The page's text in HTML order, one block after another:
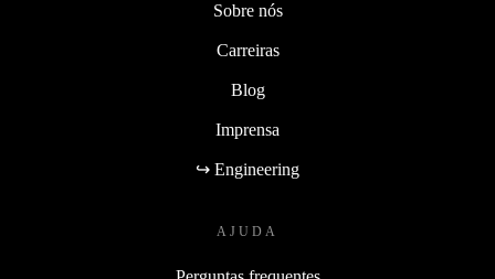
Sobre nós
Carreiras
Blog
Imprensa
↪ Engineering
AJUDA